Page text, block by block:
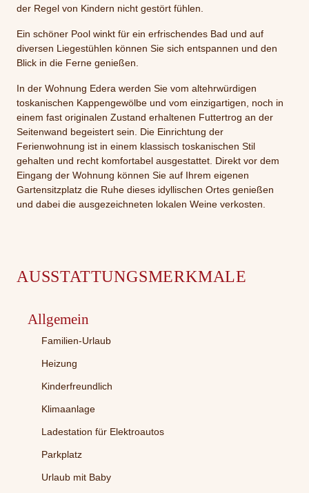
der Regel von Kindern nicht gestört fühlen.
Ein schöner Pool winkt für ein erfrischendes Bad und auf
diversen Liegestühlen können Sie sich entspannen und den
Blick in die Ferne genießen.
In der Wohnung Edera werden Sie vom altehrwürdigen
toskanischen Kappengewölbe und vom einzigartigen, noch in
einem fast originalen Zustand erhaltenen Futtertrog an der
Seitenwand begeistert sein. Die Einrichtung der
Ferienwohnung ist in einem klassisch toskanischen Stil
gehalten und recht komfortabel ausgestattet. Direkt vor dem
Eingang der Wohnung können Sie auf Ihrem eigenen
Gartensitzplatz die Ruhe dieses idyllischen Ortes genießen
und dabei die ausgezeichneten lokalen Weine verkosten.
AUSSTATTUNGSMERKMALE
Allgemein
Familien-Urlaub
Heizung
Kinderfreundlich
Klimaanlage
Ladestation für Elektroautos
Parkplatz
Urlaub mit Baby